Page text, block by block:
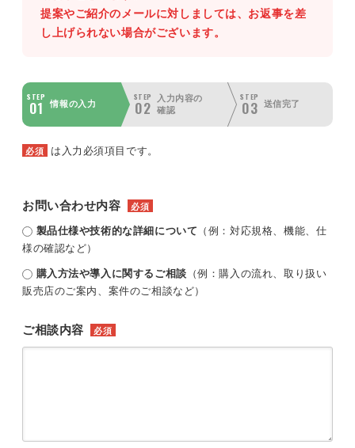
提案やご紹介のメールに対しましては、お返事を差
し上げられない場合がございます。
STEP
01 情報の入力
STEP
02
入力内容の
確認
STEP
03 送信完了
必須 は入力必須項目です。
お問い合わせ内容 必須
製品仕様や技術的な詳細について （例：対応規格、機能、仕
様の確認など）
購入方法や導入に関するご相談 （例：購入の流れ、取り扱い
販売店のご案内、案件のご相談など）
ご相談内容 必須